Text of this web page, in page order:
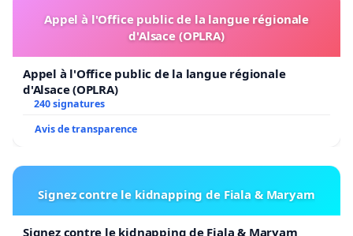
Appel à l'Office public de la langue régionale
d'Alsace (OPLRA)
Appel à l'Office public de la langue régionale
d'Alsace (OPLRA)
240 signatures
Avis de transparence
Signez contre le kidnapping de Fiala & Maryam
Signez contre le kidnapping de Fiala & Maryam